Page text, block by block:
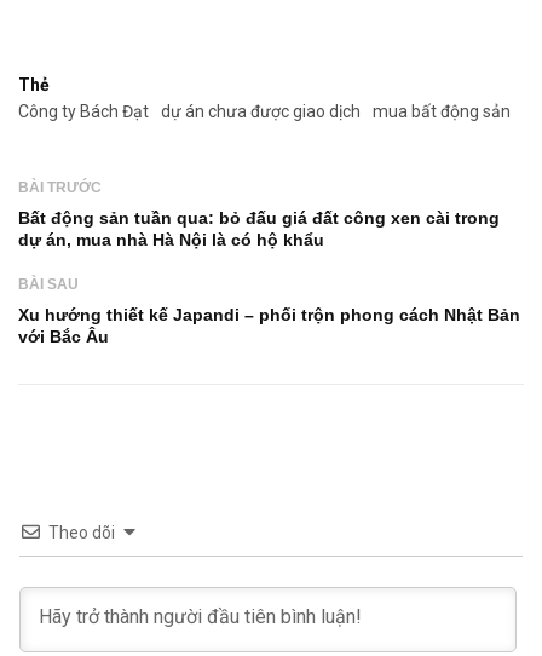
Thẻ
Công ty Bách Đạt
dự án chưa được giao dịch mua bất động sản
BÀI TRƯỚC
Bất động sản tuần qua: bỏ đấu giá đất công xen cài trong
dự án, mua nhà Hà Nội là có hộ khẩu
BÀI SAU
Xu hướng thiết kế Japandi – phối trộn phong cách Nhật Bản
với Bắc Âu
Theo dõi